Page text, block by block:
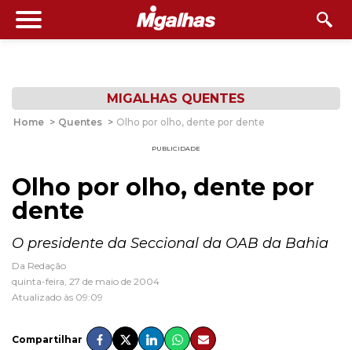
MIGALHAS QUENTES
Home > Quentes > Olho por olho, dente por dente
PUBLICIDADE
Olho por olho, dente por
dente
O presidente da Seccional da OAB da Bahia
Da Redação
quinta-feira, 27 de maio de 2004
Atualizado às 09:09
Compartilhar